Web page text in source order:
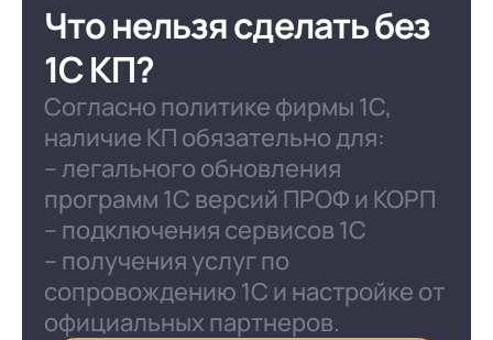
Что нельзя сделать без
1С КП?
Согласно политике фирмы 1С,
наличие КП обязательно для:
– легального обновления
программ 1С версий ПРОФ и КОРП
– подключения сервисов 1С
– получения услуг по
сопровождению 1С и настройке от
официальных партнеров.